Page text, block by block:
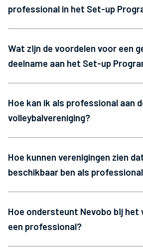
professional in het Set-up
Wat zijn de voordelen voor een
deelname aan het Set-up
Hoe kan ik als professional aan
volleybalvereniging?
Hoe kunnen verenigingen zien
beschikbaar ben als
Hoe ondersteunt Nevobo bij het
een professional?